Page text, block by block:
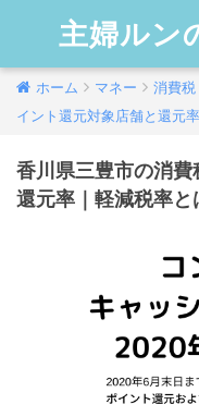
主婦ルン
ホーム マネー 消費税
イント還元対象店舗と還元率
香川県三豊市の消費
還元率｜軽減税率と